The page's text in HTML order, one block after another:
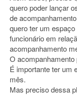
quero poder lançar
de
quero ter um
funcionário em
acompanhamento
O
É importante ter um
mês.
Mas preciso dessa